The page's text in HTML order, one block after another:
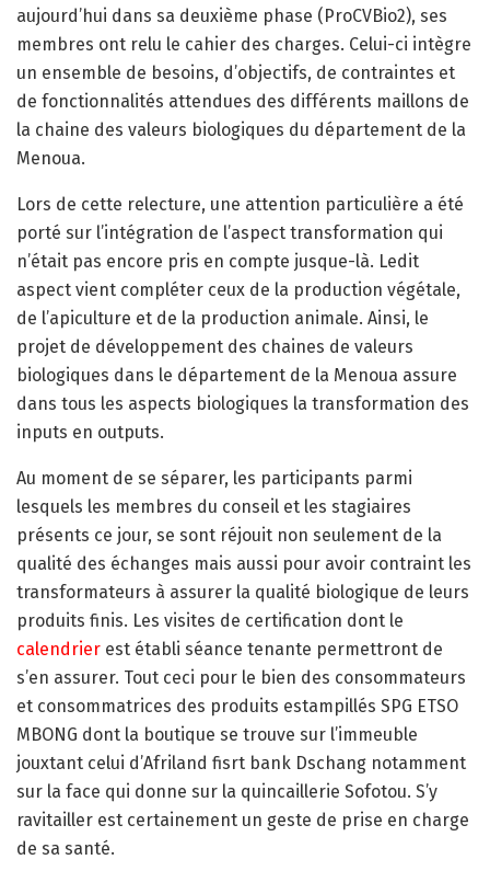
aujourd’hui dans sa deuxième phase (ProCVBio2), ses
membres ont relu le cahier des charges. Celui-ci intègre
un ensemble de besoins, d’objectifs, de contraintes et
de fonctionnalités attendues des différents maillons de
la chaine des valeurs biologiques du département de la
Menoua.
Lors de cette relecture, une attention particulière a été
porté sur l’intégration de l’aspect transformation qui
n’était pas encore pris en compte jusque-là. Ledit
aspect vient compléter ceux de la production végétale,
de l’apiculture et de la production animale. Ainsi, le
projet de développement des chaines de valeurs
biologiques dans le département de la Menoua assure
dans tous les aspects biologiques la transformation des
inputs en outputs.
Au moment de se séparer, les participants parmi
lesquels les membres du conseil et les stagiaires
présents ce jour, se sont réjouit non seulement de la
qualité des échanges mais aussi pour avoir contraint les
transformateurs à assurer la qualité biologique de leurs
produits finis. Les visites de certification dont le
calendrier est établi séance tenante permettront de
s’en assurer. Tout ceci pour le bien des consommateurs
et consommatrices des produits estampillés SPG ETSO
MBONG dont la boutique se trouve sur l’immeuble
jouxtant celui d’Afriland fisrt bank Dschang notamment
sur la face qui donne sur la quincaillerie Sofotou. S’y
ravitailler est certainement un geste de prise en charge
de sa santé.